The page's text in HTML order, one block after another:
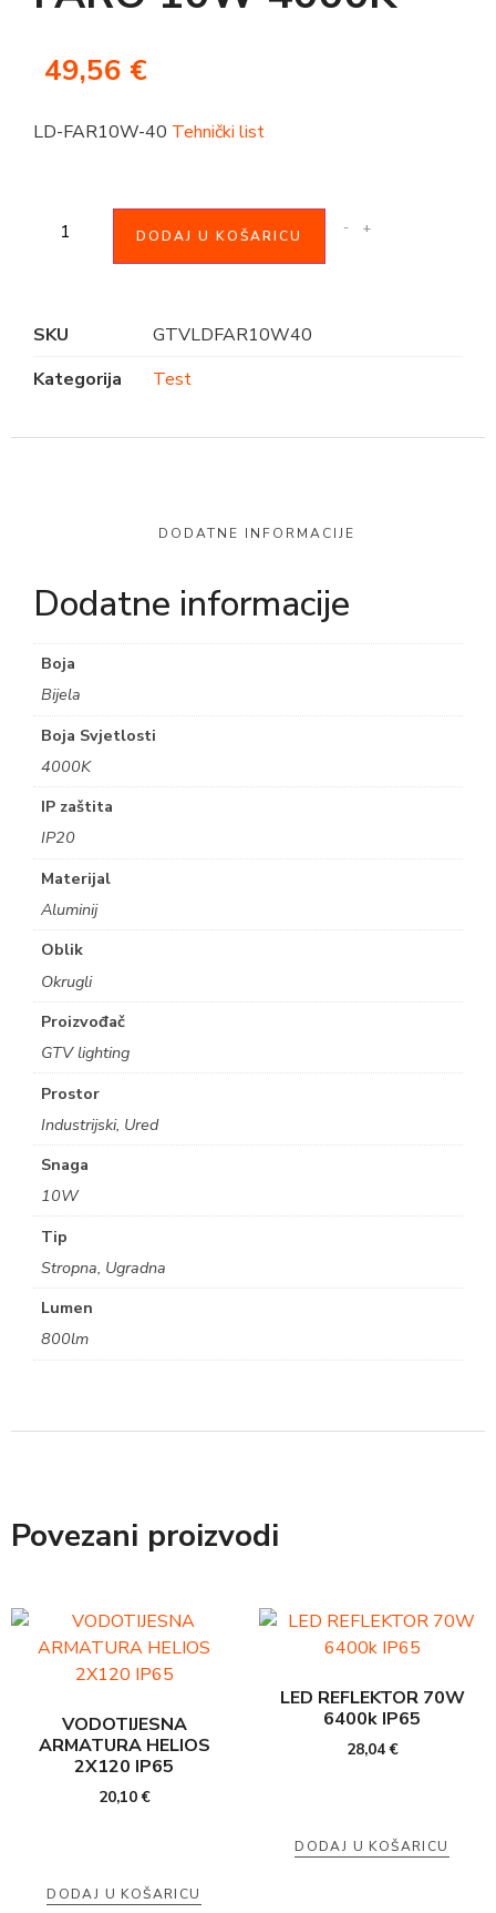
49,56 €
LD-FAR10W-40 Tehnički list
- +
DODAJ U KOŠARICU
SKU
GTVLDFAR10W40
Kategorija
Test
DODATNE INFORMACIJE
Dodatne informacije
Boja
Bijela
Boja Svjetlosti
4000K
IP zaštita
IP20
Materijal
Aluminij
Oblik
Okrugli
Proizvođač
GTV lighting
Prostor
Industrijski, Ured
Snaga
10W
Tip
Stropna, Ugradna
Lumen
800lm
Povezani proizvodi
VODOTIJESNA
ARMATURA HELIOS
2X120 IP65
20,10€
DODAJ U KOŠARICU
LED REFLEKTOR 70W
6400k IP65
28,04€
DODAJ U KOŠARICU